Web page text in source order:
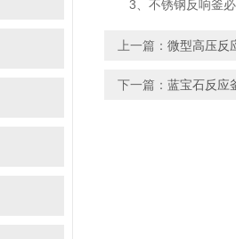
3、不锈钢反响釜必
上一篇： 微型高压反
下一篇： 蓝宝石反应